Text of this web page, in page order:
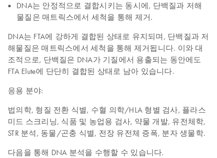
DNA는 안정적으로 결합시키는 동시에, 단백질과 저해
물질은 매트릭스에서 세척을 통해 제거.
DNA는 FTA에 강하게 결합된 상태로 유지되며, 단백질과 저
해물질은 매트릭스에서 세척을 통해 제거됩니다. 이와 대
조적으로, 단백질은 DNA가 기질에서 용출되는 동안에도
FTA Elute에 단단히 결합된 상태로 남아 있습니다.
응용 분야:
법의학, 형질 전환 식별, 수혈 의학/HLA 형별 검사, 플라스
미드 스크리닝, 식품 및 농업용 검사, 약물 개발, 유전체학,
STR 분석, 동물/곤충 식별, 전장 유전체 증폭, 분자 생물학.
다음을 통해 DNA 분석을 수행할 수 있습니다.